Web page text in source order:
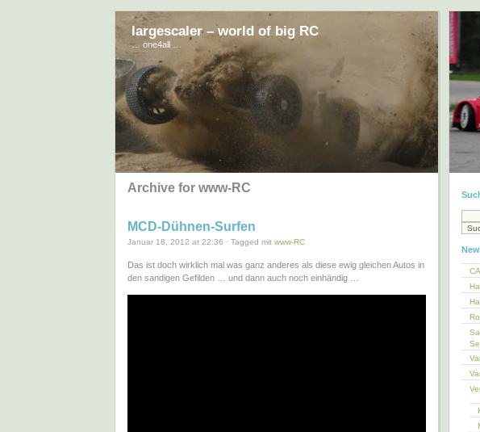
largescaler – world of big RC
… one4all …
Archive for www-RC
MCD-Dühnen-Surfen
Januar 18, 2012 at 22:36 · Tagged mit www-RC
Das ist doch wirklich mal was ganz anderes als diese ewig gleichen Autos in
den sandigen Gefilden … und dann auch noch einhändig …